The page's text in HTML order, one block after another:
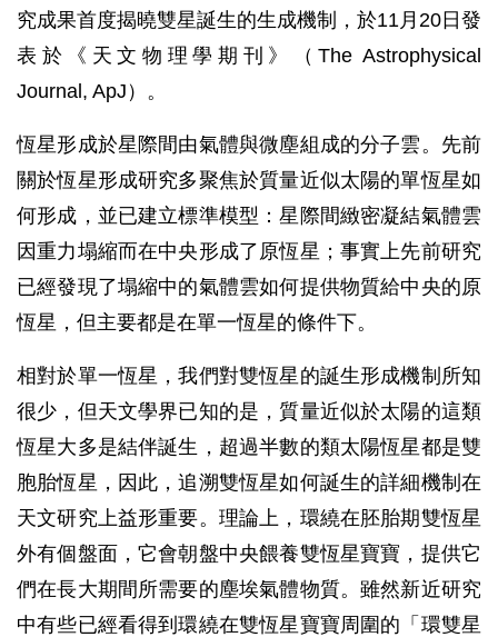
究成果首度揭曉雙星誕生的生成機制，於11月20日發
表於《天文物理學期刊》（The Astrophysical
Journal, ApJ）。
恆星形成於星際間由氣體與微塵組成的分子雲。先前
關於恆星形成研究多聚焦於質量近似太陽的單恆星如
何形成，並已建立標準模型：星際間緻密凝結氣體雲
因重力塌縮而在中央形成了原恆星；事實上先前研究
已經發現了塌縮中的氣體雲如何提供物質給中央的原
恆星，但主要都是在單一恆星的條件下。
相對於單一恆星，我們對雙恆星的誕生形成機制所知
很少，但天文學界已知的是，質量近似於太陽的這類
恆星大多是結伴誕生，超過半數的類太陽恆星都是雙
胞胎恆星，因此，追溯雙恆星如何誕生的詳細機制在
天文研究上益形重要。理論上，環繞在胚胎期雙恆星
外有個盤面，它會朝盤中央餵養雙恆星寶寶，提供它
們在長大期間所需要的塵埃氣體物質。雖然新近研究
中有些已經看得到環繞在雙恆星寶寶周圍的「環雙星